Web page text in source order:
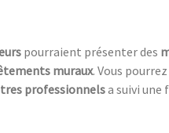
pourraient présenter des
muraux. Vous
professionnelsa suivi